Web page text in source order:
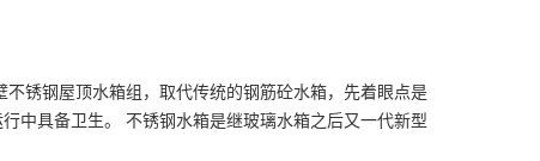
锈钢屋顶水箱组，取代传统的钢筋砼水箱，先着眼点是
中具备卫生。 不锈钢水箱是继玻璃水箱之后又一代新型